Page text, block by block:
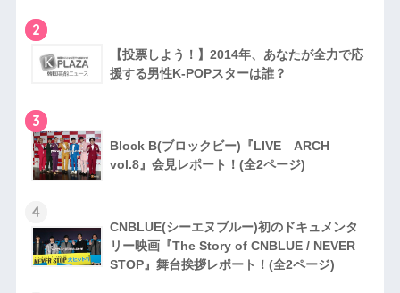
2
【投票しよう！】2014年、あなたが全力で応
援する男性K-POPスターは誰？
3
Block B(ブロックビー)『LIVE ARCH
vol.8』会見レポート！(全2ページ)
4
CNBLUE(シーエヌブルー)初のドキュメンタ
リー映画『The Story of CNBLUE / NEVER
STOP』舞台挨拶レポート！(全2ページ)